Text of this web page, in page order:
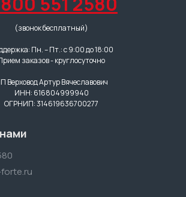
(звонок бесплатный)
Пн. – Пт.: с 9:00 до 18:00
заказов - круглосуточно
Верховод Артур Вячеславович
ИНН: 616804999940
ОГРНИП: 314619636700277